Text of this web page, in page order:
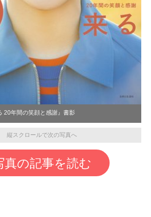
20年間の笑顔と感謝』書影
縦スクロールで次の写真へ
真の記事を読む